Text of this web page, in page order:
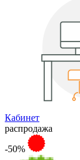
Кабинет
распродажа
-50%